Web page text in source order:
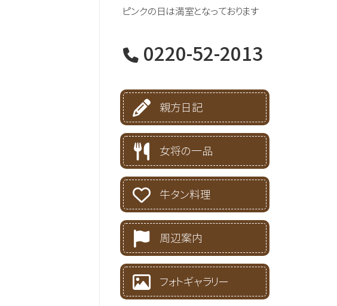
ピンクの日は満室となっております
0220-52-2013
親方日記
女将の一品
牛タン料理
周辺案内
フォトギャラリー